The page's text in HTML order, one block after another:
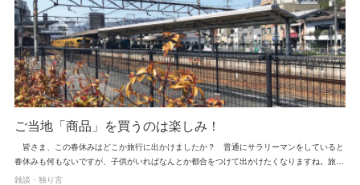
ご当地「商品」を買うのは楽しみ！
皆さま、この春休みはどこか旅行に出かけましたか？ 普通にサラリーマンをしていると
春休みも何もないですが、子供がいればなんとか都合をつけて出かけたくなりますね。旅…
雑談・独り言